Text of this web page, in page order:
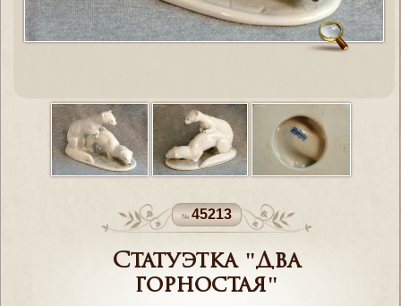
45213
Статуэтка "Два
горностая"